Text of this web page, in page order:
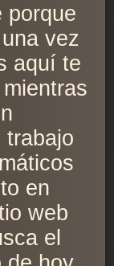
porque
vez
aquí te
trabajo
en
web
el